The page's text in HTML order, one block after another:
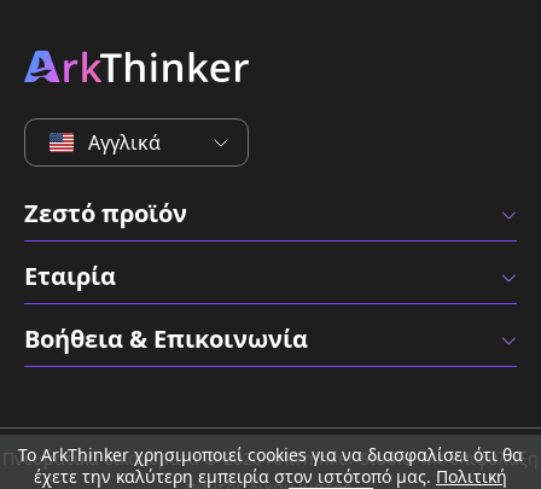
Αγγλικά
Ζεστό προϊόν
Εταιρία
Βοήθεια & Επικοινωνία
Πνευματικά δικαιώματα © 2026 ArkThinker Studio. Με επιφύλαξη
Το ArkThinker χρησιμοποιεί cookies για να διασφαλίσει ότι θα
έχετε την καλύτερη εμπειρία στον ιστότοπό μας. Πολιτική